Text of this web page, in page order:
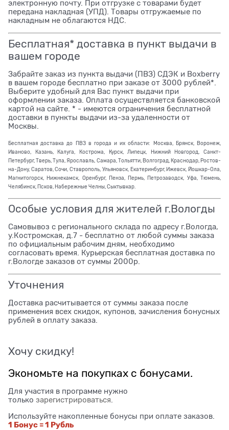
электронную почту. При отгрузке с товарами будет
передана накладная (УПД). Товары отгружаемые по
накладным не облагаются НДС.
Бесплатная* доставка в пункт выдачи в
вашем городе
Забрайте заказ из пункта выдачи (ПВЗ) СДЭК и Boxberry
в вашем городе бесплатно при заказе от 3000 рублей*.
Выберите удобный для Вас пункт выдачи при
оформлении заказа. Оплата осуществляется банковской
картой на сайте. * - имеются ограничения бесплатной
доставки в пункты выдачи из-за удаленности от
Москвы.
Бесплатная доставка до ПВЗ в города и их области: Москва, Брянск, Воронеж,
Иваново, Казань, Калуга, Кострома, Курск, Липецк, Нижний Новгород, Санкт-
Петербург, Тверь, Тула, Ярославль, Самара, Тольятти, Волгоград, Краснодар, Ростов-
на-Дону, Саратов, Сочи, Ставрополь, Ульяновск, Екатеринбург, Ижевск, Йошкар-Ола,
Магнитогорск, Нижнекамск, Оренбург, Пенза, Пермь, Петрозаводск, Уфа, Тюмень,
Челябинск, Псков, Набережные Челны, Сыктывкар.
Особые условия для жителей г.Вологды
Самовывоз с регионального склада по адресу г.Вологда,
у.Костромская, д.7 - бесплатно от любой суммы заказа
по официальным рабочим дням, необходимо
согласовать время. Курьерская бесплатная доставка по
г.Вологде заказов от суммы 2000р.
Уточнения
Доставка расчитывается от суммы заказа после
применения всех скидок, купонов, зачисления бонусных
рублей в оплату заказа.
Хочу скидку!
Экономьте на покупках с бонусами.
Для участия в программе нужно
только зарегистрироваться
Используйте накопленные бонусы при оплате заказов.
1 Бонус = 1 Рубль